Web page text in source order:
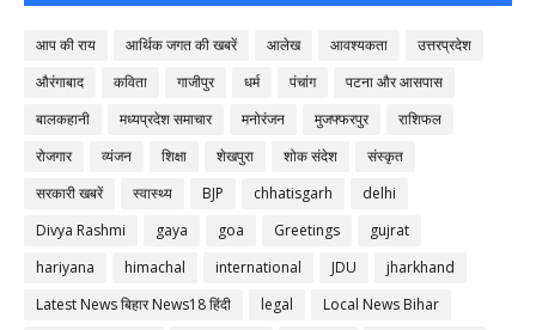
आप की राय आर्थिक जगत की खबरें आलेख आवश्यकता
उत्तरप्रदेश
औरंगाबाद
कविता गाजीपुर धर्म पंचांग
पटना और आसपास
बालकहानी
मध्यप्रदेश समाचार मनोरंजन मुजफ्फरपुर
राशिफल
रोजगार
व्यंजन शिक्षा शेखपुरा शोक संदेश
संस्कृत
सरकारी खबरें
स्वास्थ्य BJP chhatisgarh
delhi
Divya Rashmi
gaya goa Greetings
gujrat
hariyana
himachal international JDU
jharkhand
Latest News बिहार News18 हिंदी
legal
Local News Bihar